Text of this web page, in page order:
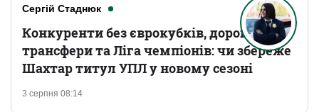
Сергій Стаднюк
3 серпня 08:14
Конкуренти без єврокубків, дорогі
трансфери та Ліга чемпіонів: чи збереже
Шахтар титул УПЛ у новому сезоні